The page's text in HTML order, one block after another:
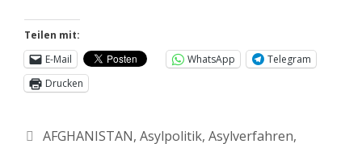
Teilen mit:
E-Mail
WhatsApp
Telegram
Drucken
AFGHANISTAN, Asylpolitik, Asylverfahren,